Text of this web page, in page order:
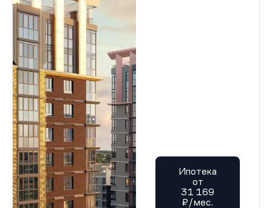
Ипотека
от
31 169
₽/мес.